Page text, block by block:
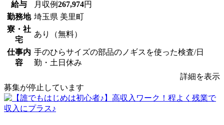
給与 月収例267,974円
勤務地 埼玉県 美里町
寮・社
宅
あり（無料）
仕事内
容
手のひらサイズの部品のノギスを使った検査/日
勤・土日休み
詳細を表示
募集が停止しています